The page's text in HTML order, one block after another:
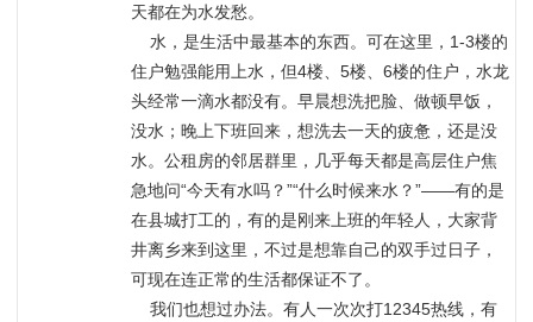
天都在为水发愁。
    水，是生活中最基本的东西。可在这里，1-3楼的
住户勉强能用上水，但4楼、5楼、6楼的住户，水龙
头经常一滴水都没有。早晨想洗把脸、做顿早饭，
没水；晚上下班回来，想洗去一天的疲惫，还是没
水。公租房的邻居群里，几乎每天都是高层住户焦
急地问“今天有水吗？”“什么时候来水？”——有的是
在县城打工的，有的是刚来上班的年轻人，大家背
井离乡来到这里，不过是想靠自己的双手过日子，
可现在连正常的生活都保证不了。
    我们也想过办法。有人一次次打12345热线，有